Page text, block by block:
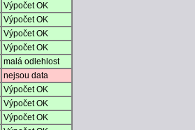
Výpočet OK
Výpočet OK
Výpočet OK
Výpočet OK
malá odlehlost
nejsou data
Výpočet OK
Výpočet OK
Výpočet OK